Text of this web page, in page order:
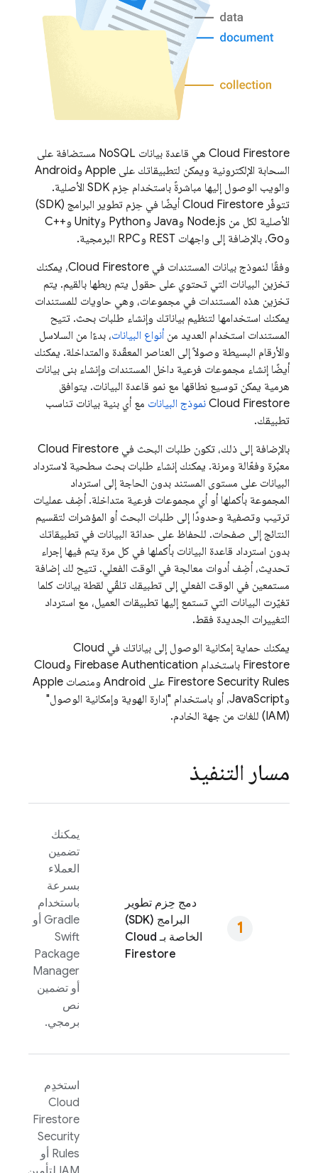
Cloud Firestore
هي قاعدة بيانات NoSQL مستضافة على
السحابة الإلكترونية ويمكن لتطبيقاتك على Apple وAndroid
والويب الوصول إليها مباشرةً باستخدام حِزم SDK الأصلية.
تتوفّر Cloud Firestore
أيضًا في حِزم تطوير البرامج (SDK)
الأصلية لكل من Node.js وJava وPython وUnity وC++‎
وGo، بالإضافة إلى واجهات REST وRPC البرمجية.
وفقًا لنموذج بيانات المستندات في Cloud Firestore، يمكنك
تخزين البيانات التي تحتوي على حقول يتم ربطها بالقيم. يتم
تخزين هذه المستندات في مجموعات، وهي حاويات للمستندات
يمكنك استخدامها لتنظيم بياناتك وإنشاء طلبات بحث. تتيح
المستندات استخدام العديد منأنواع البيانات، بدءًا من السلاسل
والأرقام البسيطة وصولاً إلى العناصر المعقّدة والمتداخلة. يمكنك
أيضًا إنشاء مجموعات فرعية داخل المستندات وإنشاء بنى بيانات
هرمية يمكن توسيع نطاقها مع نمو قاعدة البيانات. يتوافق
Cloud Firestore نموذج البيانات مع أي بنية بيانات تناسب
تطبيقك.
بالإضافة إلى ذلك، تكون طلبات البحث في Cloud Firestore
معبّرة وفعّالة ومرنة. يمكنك إنشاء طلبات بحث سطحية لاسترداد
البيانات على مستوى المستند بدون الحاجة إلى استرداد
المجموعة بأكملها أو أي مجموعات فرعية متداخلة. أضِف عمليات
ترتيب وتصفية وحدودًا إلى طلبات البحث أو المؤشرات لتقسيم
النتائج إلى صفحات. للحفاظ على حداثة البيانات في تطبيقاتك
بدون استرداد قاعدة البيانات بأكملها في كل مرة يتم فيها إجراء
تحديث، أضِف أدوات معالجة في الوقت الفعلي. تتيح لك إضافة
مستمعين في الوقت الفعلي إلى تطبيقك تلقّي لقطة بيانات كلما
تغيّرت البيانات التي تستمع إليها تطبيقات العميل، مع استرداد
التغييرات الجديدة فقط.
يمكنك حماية إمكانية الوصول إلى بياناتك في Cloud
Firestore باستخدام Firebase Authentication وCloud
Firestore Security Rules
على Android ومنصات Apple
وJavaScript، أو باستخدام "إدارة الهوية وإمكانية الوصول"
(IAM) للغات من جهة الخادم.
مسار التنفيذ
دمج حِزم تطوير
البرامج (SDK)
الخاصة بـ Cloud
Firestore
يمكنك
تضمين
العملاء
بسرعة
باستخدام
Gradle أو
Swift
Package
Manager
أو تضمين
نص
برمجي.
استخدِم
Cloud
Firestore
Security
Rules أو